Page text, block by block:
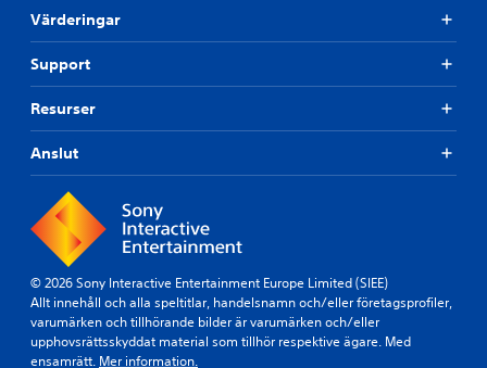
Värderingar
Support
Resurser
Anslut
© 2026 Sony Interactive Entertainment Europe Limited (SIEE)
Allt innehåll och alla speltitlar, handelsnamn och/eller företagsprofiler,
varumärken och tillhörande bilder är varumärken och/eller
upphovsrättsskyddat material som tillhör respektive ägare. Med
ensamrätt. Mer information.